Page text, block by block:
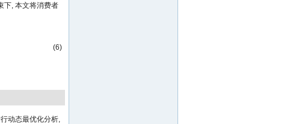
下, 本文将消费者
(6)
动态最优化分析,